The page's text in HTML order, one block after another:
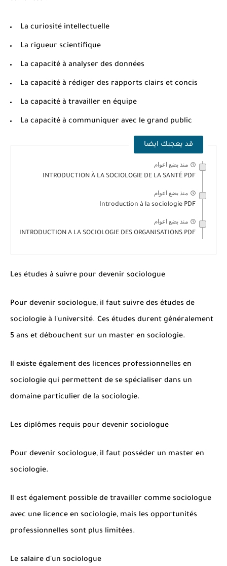
La curiosité intellectuelle
La rigueur scientifique
La capacité à analyser des données
La capacité à rédiger des rapports clairs et concis
La capacité à travailler en équipe
La capacité à communiquer avec le grand public
قد يعجبك ايضا
منذ بضع اعوام
INTRODUCTION À LA SOCIOLOGIE DE LA SANTÉ PDF
منذ بضع اعوام
Introduction à la sociologie PDF
منذ بضع اعوام
INTRODUCTION A LA SOCIOLOGIE DES ORGANISATIONS PDF
Les études à suivre pour devenir sociologue
Pour devenir sociologue, il faut suivre des études de
sociologie à l'université. Ces études durent généralement
5 ans et débouchent sur un master en sociologie.
Il existe également des licences professionnelles en
sociologie qui permettent de se spécialiser dans un
domaine particulier de la sociologie.
Les diplômes requis pour devenir sociologue
Pour devenir sociologue, il faut posséder un master en
sociologie.
Il est également possible de travailler comme sociologue
avec une licence en sociologie, mais les opportunités
professionnelles sont plus limitées.
Le salaire d'un sociologue